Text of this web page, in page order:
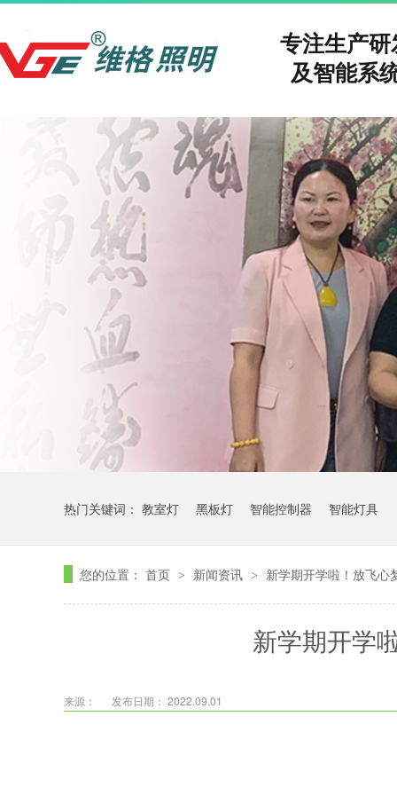
专注生产
及智能系
热门关键词： 教室灯 黑板灯 智能控制器 智能灯具
您的位置： 首页 > 新闻资讯 > 新学期开学啦！放飞心
新学期开学
来源： 发布日期： 2022.09.01